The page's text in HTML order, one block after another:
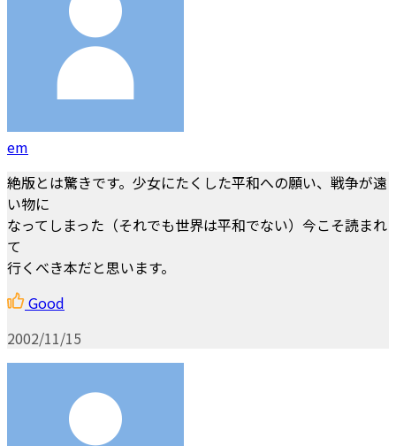
em
絶版とは驚きです。少女にたくした平和への願い、戦争が遠
い物に
なってしまった（それでも世界は平和でない）今こそ読まれ
て
行くべき本だと思います。
Good
2002/11/15